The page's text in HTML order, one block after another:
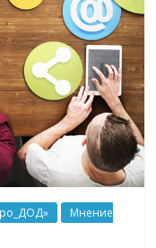
Мнение